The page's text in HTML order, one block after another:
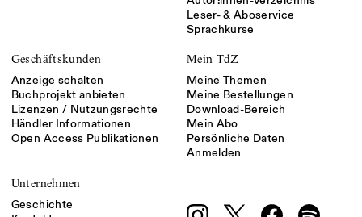
Leser- & Aboservice
Sprachkurse
Geschäftskunden
Anzeige schalten
Buchprojekt anbieten
Lizenzen / Nutzungsrechte
Händler Informationen
Open Access Publikationen
Mein TdZ
Meine Themen
Meine Bestellungen
Download-Bereich
Mein Abo
Persönliche Daten
Anmelden
Unternehmen
Geschichte